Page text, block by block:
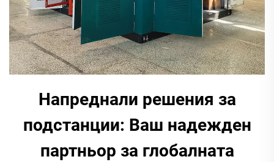
Напреднали решения за
подстанции: Ваш надежден
партньор за глобалната